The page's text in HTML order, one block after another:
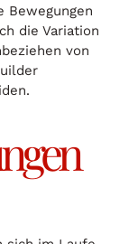
Bewegungen
die Variation
von